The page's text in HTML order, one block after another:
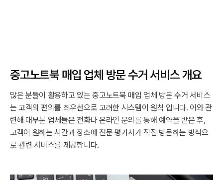
중고노트북 매입 업체 방문 수거 서비스 개요
많은 분들이 활용하고 있는 중고노트북 매입 업체 방문 수거 서비스
는 고객의 편의를 최우선으로 고려한 시스템이 원칙 입니다. 이와 관
련해 대부분 업체들은 전화나 온라인 문의를 통해 예약을 받은 후,
고객이 원하는 시간과 장소에 전문 평가사가 직접 방문하는 방식으
로 관련 서비스를 제공합니다.